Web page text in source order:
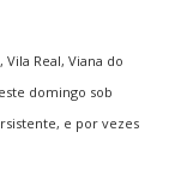
Real, Viana do
domingo sob
e por vezes